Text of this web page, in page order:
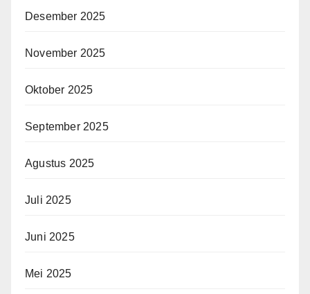
Desember 2025
November 2025
Oktober 2025
September 2025
Agustus 2025
Juli 2025
Juni 2025
Mei 2025